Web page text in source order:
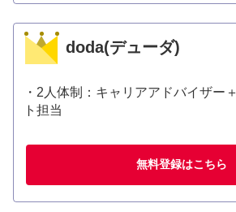
doda(デューダ)
・2人体制：キャリアアドバイザー
ト担当
無料登録はこちら